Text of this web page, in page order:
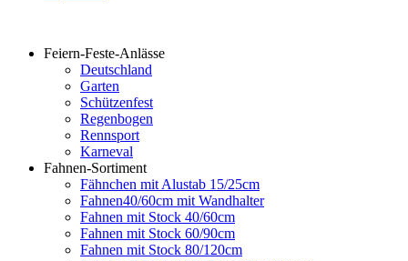
Feiern-Feste-Anlässe
Deutschland
Garten
Schützenfest
Regenbogen
Rennsport
Karneval
Fahnen-Sortiment
Fähnchen mit Alustab 15/25cm
Fahnen40/60cm mit Wandhalter
Fahnen mit Stock 40/60cm
Fahnen mit Stock 60/90cm
Fahnen mit Stock 80/120cm